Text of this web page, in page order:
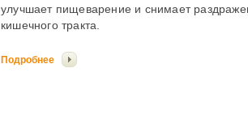
улучшает пищеварение и снимает
кишечного тракта.
Подробнее